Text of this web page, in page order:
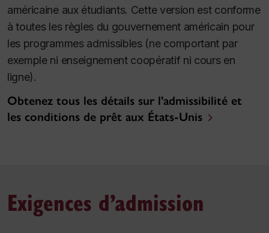
américaine aux étudiants. Cette version est conforme
à toutes les règles du gouvernement américain pour
les programmes admissibles (ne comportant par
exemple ni enseignement coopératif ni cours en
ligne).
Obtenez tous les détails sur l'admissibilité et
les conditions de prêt aux États-Unis
Exigences d’admission